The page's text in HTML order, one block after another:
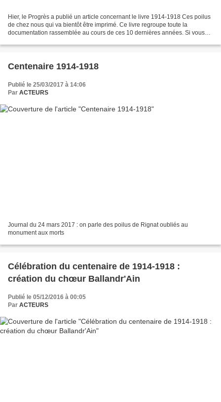
Hier, le Progrès a publié un article concernant le livre 1914-1918 Ces poilus
de chez nous qui va bientôt être imprimé. Ce livre regroupe toute la
documentation rassemblée au cours de ces 10 dernières années. Si vous
Centenaire 1914-1918
Publié le 25/03/2017 à 14:06
Par ACTEURS
Journal du 24 mars 2017 : on parle des poilus de Rignat oubliés au
monument aux morts
Célébration du centenaire de 1914-1918 :
création du chœur Ballandr'Ain
Publié le 05/12/2016 à 00:05
Par ACTEURS